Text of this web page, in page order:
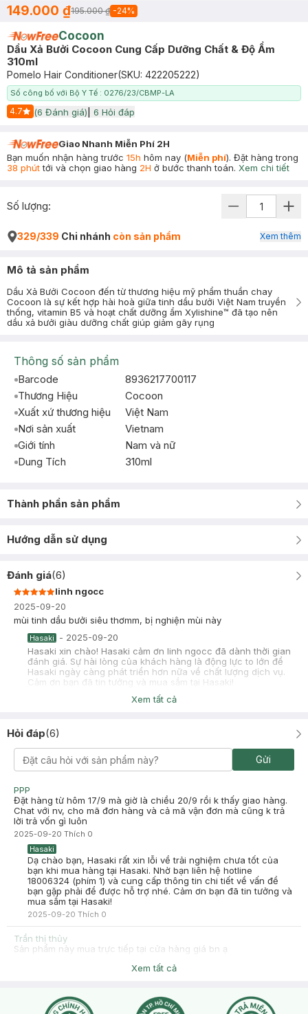
149.000 ₫195.000 ₫ -24%
Cocoon
Dầu Xả Bưởi Cocoon Cung Cấp Dưỡng Chất & Độ Ẩm
310ml
Pomelo Hair Conditioner(SKU: 422205222)
Số công bố với Bộ Y Tế : 0276/23/CBMP-LA
4.7
Start Icon
(6 Đánh giá) 6 Hỏi đáp
Giao Nhanh Miễn Phí 2H
Bạn muốn nhận hàng trước 15h hôm nay (Miễn phí). Đặt hàng trong
38 phúttới và chọn giao hàng 2H ở bước thanh toán. Xem chi tiết
Số lượng:
329/339 Chi nhánh còn sản phẩm Xem thêm
Mô tả sản phẩm
Dầu Xả Bưởi Cocoon đến từ thương hiệu mỹ phẩm thuần chay
Cocoon là sự kết hợp hài hoà giữa tinh dầu bưởi Việt Nam truyền
thống, vitamin B5 và hoạt chất dưỡng ẩm Xylishine™ đã tạo nên
dầu xả bưởi giàu dưỡng chất giúp giảm gãy rụng
Thông số sản phẩm
Barcode
8936217700117
Thương Hiệu
Cocoon
Xuất xứ thương hiệu
Việt Nam
Nơi sản xuất
Vietnam
Giới tính
Nam và nữ
Dung Tích
310ml
Thành phần sản phẩm
Hướng dẫn sử dụng
Đánh giá(6)
linh ngocc
2025-09-20
mùi tinh dầu bưởi siêu thơmm, bị nghiện mùi này
Hasaki - 2025-09-20
Hasaki xin chào! Hasaki cảm ơn linh ngocc đã dành thời gian
đánh giá. Sự hài lòng của khách hàng là động lực to lớn để
Hasaki ngày càng phát triển hơn nữa về chất lượng dịch vụ.
Cảm ơn bạn đã tin tưởng và mua sắm tại Hasaki!
Đã mua hàng
giảm rụng hiệu quả lắm ạ
Xem tất cả
Hỏi đáp(6)
Gửi
PPP
Đặt hàng từ hôm 17/9 mà giờ là chiều 20/9 rồi k thấy giao hàng.
Chat với nv, cho mã đơn hàng và cả mã vận đơn mà cũng k trả
lời trả vốn gì luôn
2025-09-20 Thích 0
Hasaki
Dạ chào bạn, Hasaki rất xin lỗi về trải nghiệm chưa tốt của
bạn khi mua hàng tại Hasaki. Nhờ bạn liên hệ hotline
18006324 (phím 1) và cung cấp thông tin chi tiết về vấn đề
bạn gặp phải để được hỗ trợ nhé. Cảm ơn bạn đã tin tưởng và
mua sắm tại Hasaki!
2025-09-20 Thích 0
Trần thị thủy
Sản phẩm này mua trực tiếp tại cửa hàng giá bn ạ
2025-09-17Thích
Xem tất cả